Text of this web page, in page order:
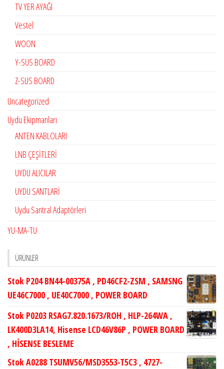
TV YER AYAĞI
Vestel
WOON
Y-SUS BOARD
Z-SUS BOARD
Uncategorized
Uydu Ekipmanları
ANTEN KABLOLARI
LNB ÇEŞİTLERİ
UYDU ALICILAR
UYDU SANTLARİ
Uydu Santral Adaptörleri
YU-MA-TU
ÜRÜNLER
Stok P204 BN44-00375A , PD46CF2-ZSM , SAMSNG
UE46C7000 , UE40C7000 , POWER BOARD
Stok P0203 RSAG7.820.1673/ROH , HLP-264WA ,
LK400D3LA14, Hisense LCD46V86P , POWER BOARD
, HİSENSE BESLEME
Stok A0288 TSUMV56/MSD3553-T5C3 , 4727-